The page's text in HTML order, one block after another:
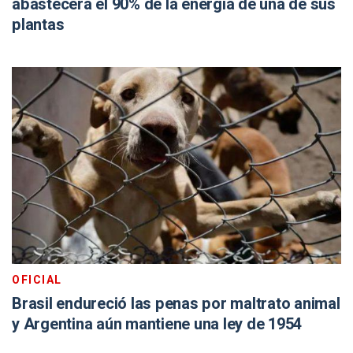
plantas
OFICIAL
Brasil endureció las penas por maltrato animal
y Argentina aún mantiene una ley de 1954